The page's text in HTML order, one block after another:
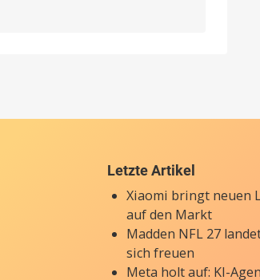
Letzte Artikel
Xiaomi bringt neuen
auf den Markt
Madden NFL 27
sich freuen
Meta holt auf: KI-